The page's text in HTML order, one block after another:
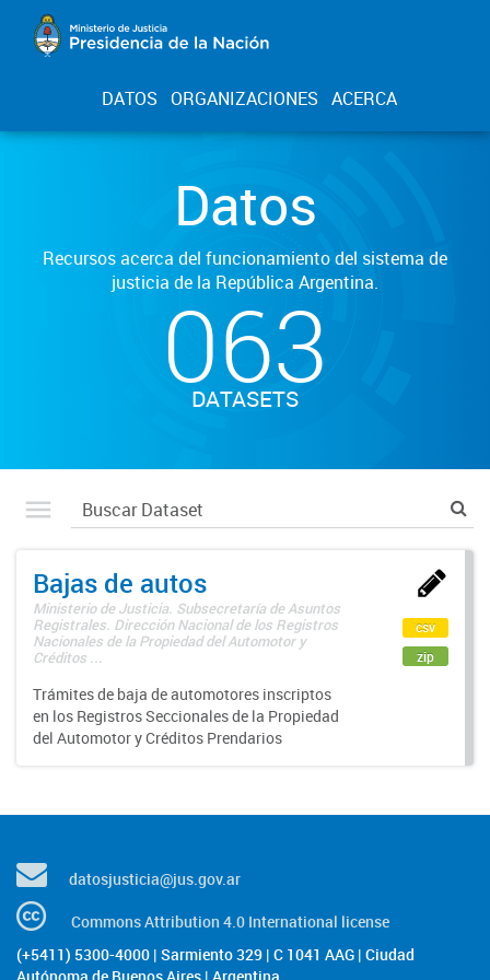
DATOS ORGANIZACIONES ACERCA
Datos
Recursos acerca del funcionamiento del sistema de
justicia de la República Argentina.
063
DATASETS
Bajas de autos
Ministerio de Justicia. Subsecretaría de Asuntos
Registrales. Dirección Nacional de los Registros
Nacionales de la Propiedad del Automotor y
Créditos ...
Trámites de baja de automotores inscriptos
en los Registros Seccionales de la Propiedad
del Automotor y Créditos Prendarios
csv
zip
datosjusticia@jus.gov.ar
Commons Attribution 4.0 International license
(+5411) 5300-4000 | Sarmiento 329 | C 1041 AAG | Ciudad